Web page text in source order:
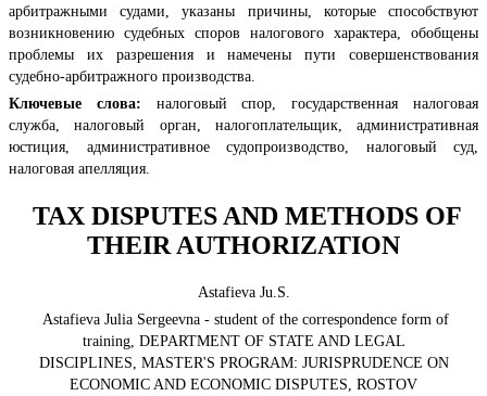
арбитражными судами, указаны причины, которые способствуют
возникновению судебных споров налогового характера, обобщены
проблемы их разрешения и намечены пути совершенствования
судебно-арбитражного производства.
Ключевые слова: налоговый спор, государственная налоговая
служба, налоговый орган, налогоплательщик, административная
юстиция, административное судопроизводство, налоговый суд,
налоговая апелляция.
TAX DISPUTES AND METHODS OF
THEIR AUTHORIZATION
Astafieva Ju.S.
Astafieva Julia Sergeevna - student of the correspondence form of
training, DEPARTMENT OF STATE AND LEGAL
DISCIPLINES, MASTER'S PROGRAM: JURISPRUDENCE ON
ECONOMIC AND ECONOMIC DISPUTES, ROSTOV